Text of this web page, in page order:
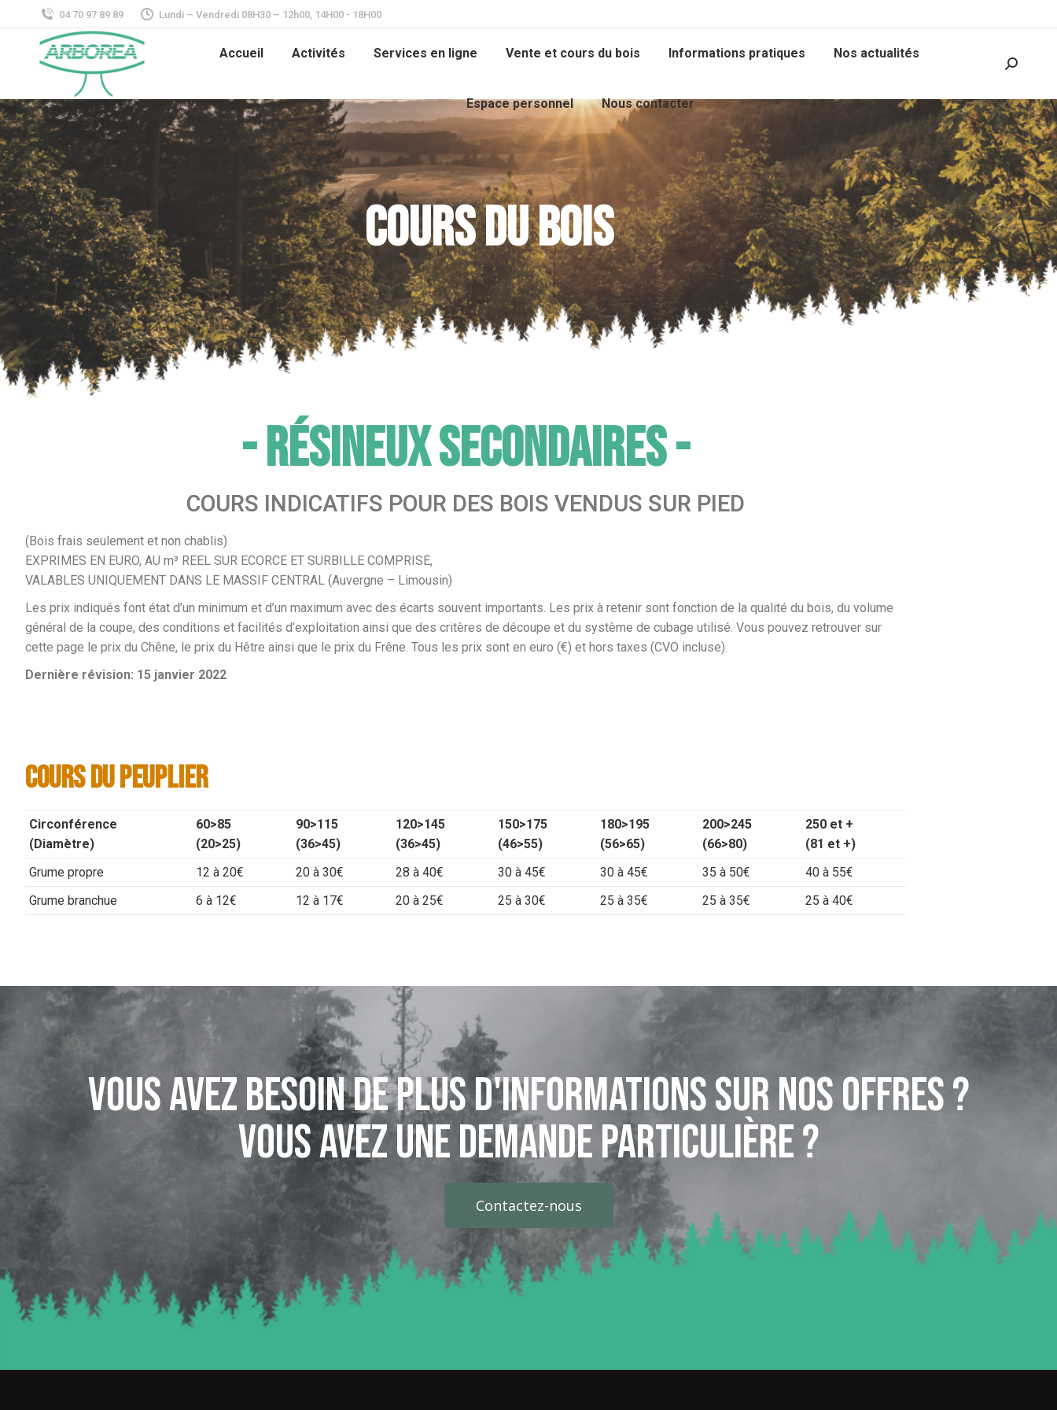
04 70 97 89 89 Lundi – Vendredi 08H30 – 12h00, 14H00 - 18H00
Accueil Activités Services en ligne Vente et cours du bois Informations pratiques Nos actualités
Espace personnel Nous contacter
Cours du bois
- Résineux Secondaires -
COURS INDICATIFS POUR DES BOIS VENDUS SUR PIED
(Bois frais seulement et non chablis)
EXPRIMES EN EURO, AU m³ REEL SUR ECORCE ET SURBILLE COMPRISE,
VALABLES UNIQUEMENT DANS LE MASSIF CENTRAL (Auvergne – Limousin)
Les prix indiqués font état d’un minimum et d’un maximum avec des écarts souvent importants. Les prix à retenir sont fonction de la qualité du bois, du volume
général de la coupe, des conditions et facilités d’exploitation ainsi que des critères de découpe et du système de cubage utilisé. Vous pouvez retrouver sur
cette page le prix du Chêne, le prix du Hêtre ainsi que le prix du Frêne. Tous les prix sont en euro (€) et hors taxes (CVO incluse).
Dernière révision: 15 janvier 2022
Cours du Peuplier
Circonférence
(Diamètre)
60>85
(20>25)
90>115
(36>45)
120>145
(36>45)
150>175
(46>55)
180>195
(56>65)
200>245
(66>80)
250 et +
(81 et +)
Grume propre
12 à 20€ 20 à 30€ 28 à 40€ 30 à 45€ 30 à 45€ 35 à 50€
40 à 55€
Grume branchue
6 à 12€ 12 à 17€ 20 à 25€ 25 à 30€ 25 à 35€ 25 à 35€ 25 à 40€
Vous avez besoin de plus d'informations sur nos offres ?
Vous avez une demande particulière ?
Contactez-nous